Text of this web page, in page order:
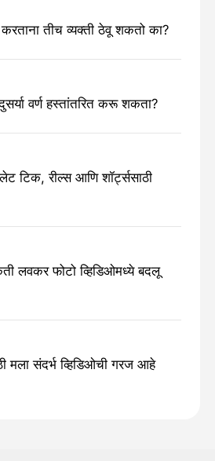
तीच व्यक्ती ठेवू शकतो का?
वर्ण हस्तांतरित करू शकता?
टिक, रील्स आणि शॉर्ट्ससाठी
लवकर फोटो व्हिडिओमध्ये बदलू
मला संदर्भ व्हिडिओची गरज आहे